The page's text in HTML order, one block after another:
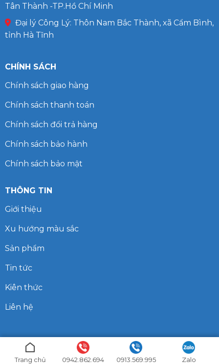
Tân Thành -TP.Hồ Chí Minh
Đại lý Công Lý: Thôn Nam Bắc Thành, xã Cẩm Bình,
tỉnh Hà Tĩnh
CHÍNH SÁCH
Chính sách giao hàng
Chính sách thanh toán
Chính sách đổi trả hàng
Chính sách bảo hành
Chính sách bảo mật
THÔNG TIN
Giới thiệu
Xu hướng màu sắc
Sản phẩm
Tin tức
Kiên thức
Liên hệ
Bản quyền thuộc về Sơn HPWIN
Trang chủ 0942.862.694 0913.569.995 Zalo